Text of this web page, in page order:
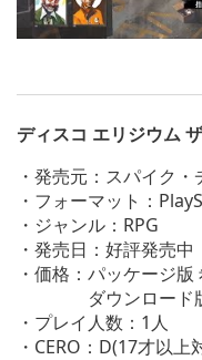
ディスコ エリジウム
・発売元：スパイク・
・フォーマット：
・ジャンル：RPG
・発売日：好評発売中
・価格：パッケージ
ダウンロード版
・プレイ人数：1人
・CERO：D(17才以上